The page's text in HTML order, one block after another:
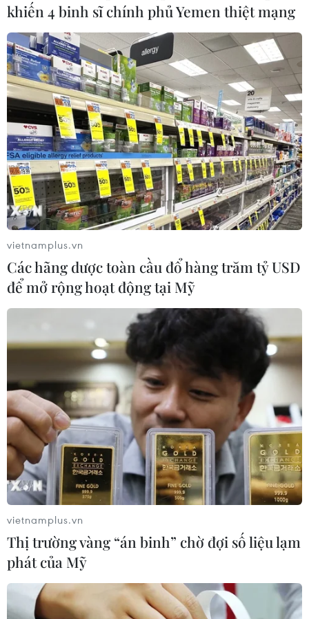
#Trung Quốc
#Ant Group
#Chào bán cổ phiếu ra công chúng
#IPO
#Jack Ma
#Niêm yết
TIN LIÊN QUAN
khiến 4 binh sĩ chính phủ Yemen thiệt mạng
vietnamplus.vn
Các hãng dược toàn cầu đổ hàng trăm tỷ USD
để mở rộng hoạt động tại Mỹ
vietnamplus.vn
Thị trường vàng “án binh” chờ đợi số liệu lạm
phát của Mỹ